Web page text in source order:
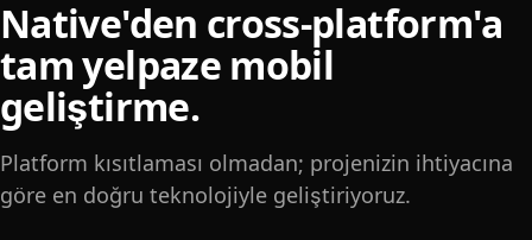
Native'den cross-platform'a
tam yelpaze mobil
geliştirme.
Platform kısıtlaması olmadan; projenizin ihtiyacına
göre en doğru teknolojiyle geliştiriyoruz.